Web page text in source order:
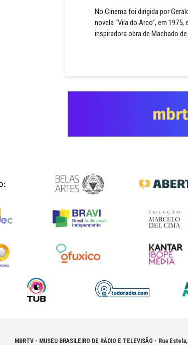
No Cinema foi dirigida por
novela “Vila do Arco”, em
inspiradora obra de Machado
MBRTV - MUSEU BRASILEIRO DE RÁDIO E TELEVISÃO - Rua